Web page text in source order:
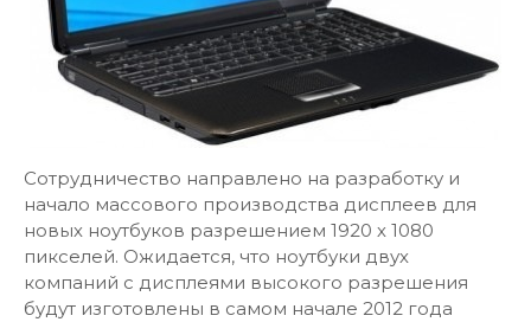
Сотрудничество направлено на разработку и
начало массового производства дисплеев для
новых ноутбуков разрешением 1920 х 1080
пикселей. Ожидается, что ноутбуки двух
компаний с дисплеями высокого разрешения
будут изготовлены в самом начале 2012 года